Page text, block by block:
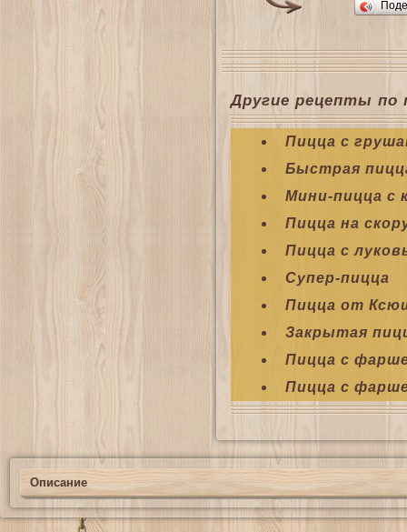
Другие рецепты по
Пицца с
Быстрая
Мини-пицца с
Пицца на
Пицца с
Супер-пицца
Пицца от
Закрытая
Пицца с
Пицца с
Описание